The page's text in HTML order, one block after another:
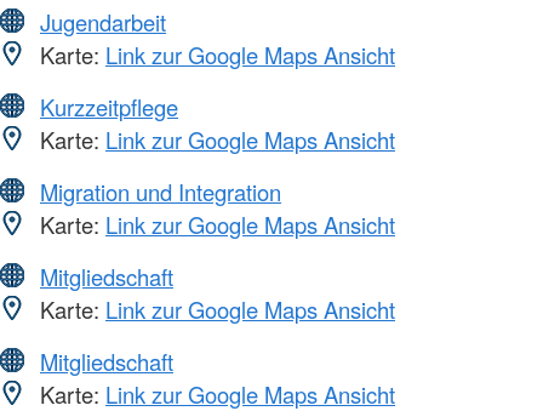
Jugendarbeit
Karte: Link zur Google Maps Ansicht
Kurzzeitpflege
Karte: Link zur Google Maps Ansicht
Migration und Integration
Karte: Link zur Google Maps Ansicht
Mitgliedschaft
Karte: Link zur Google Maps Ansicht
Mitgliedschaft
Karte: Link zur Google Maps Ansicht